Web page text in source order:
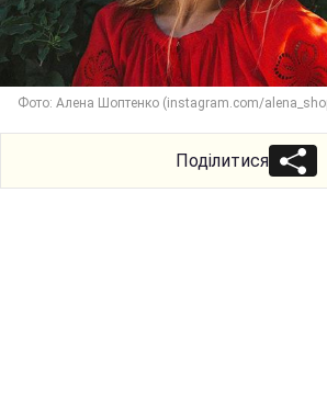
Фото: Алена Шоптенко (instagram.com/
Поділитися